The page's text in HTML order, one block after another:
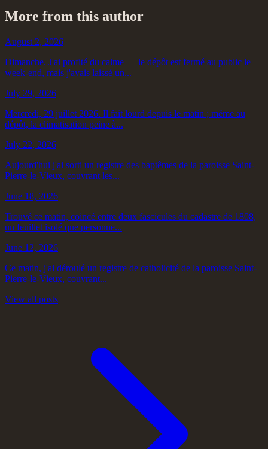
More from this author
August 2, 2026
Dimanche. J'ai profité du calme — le dépôt est fermé au public le
week-end, mais j'avais laissé un...
July 29, 2026
Mercredi, 29 juillet 2026. Il fait lourd depuis le matin ; même au
dépôt, la climatisation peine à...
July 22, 2026
Aujourd'hui j'ai sorti un registre des baptêmes de la paroisse Saint-
Pierre-le-Vieux, couvrant les...
June 18, 2026
Trouvé ce matin, coincé entre deux fascicules du cadastre de 1808,
un feuillet isolé que personne...
June 12, 2026
Ce matin, j'ai déroulé un registre de catholicité de la paroisse Saint-
Pierre-le-Vieux, couvrant...
View all posts